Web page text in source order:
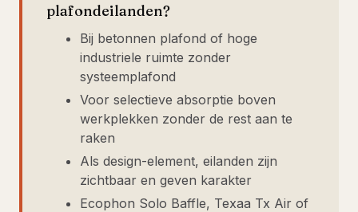
plafondeilanden?
Bij betonnen plafond of hoge
industriele ruimte zonder
systeemplafond
Voor selectieve absorptie boven
werkplekken zonder de rest aan te
raken
Als design-element, eilanden zijn
zichtbaar en geven karakter
Ecophon Solo Baffle, Texaa Tx Air of